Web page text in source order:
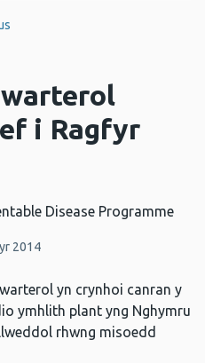
i Ragfyr
Disease Programme
2014
yn crynhoi canran y
ymhlith plant yng Nghymru
rhwng misoedd